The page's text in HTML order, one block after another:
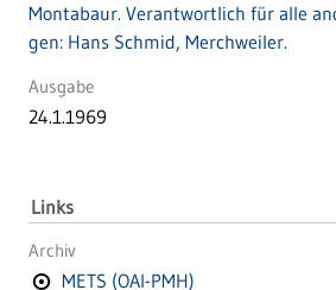
Montabaur. Verantwortlich für alle
gen: Hans Schmid, Merchweiler.
Ausgabe
24.1.1969
Links
Archiv
METS (OAI-PMH)